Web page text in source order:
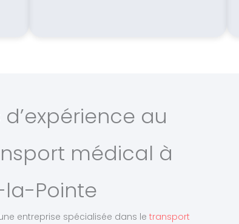
d’expérience au
médical à
Pointe
entreprise spécialisée dans le transport